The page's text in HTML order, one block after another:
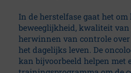
m
Practice
In de herstelfase gaat het
beweeglijkheid, kwaliteit van
herwinnen van controle
het dagelijks leven. De
kan bijvoorbeeld helpen met